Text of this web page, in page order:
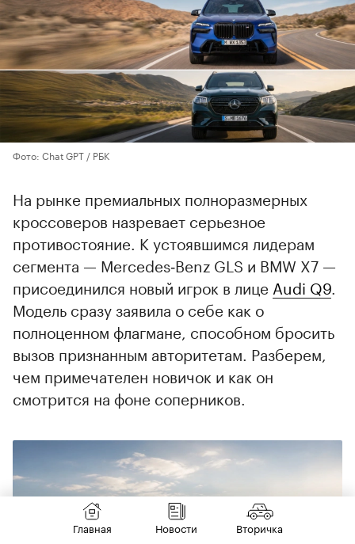
Фото: Chat GPT / РБК
На рынке премиальных полноразмерных
кроссоверов назревает серьезное
противостояние. К устоявшимся лидерам
сегмента — Mercedes‑Benz GLS и BMW X7 —
присоединился новый игрок в лице Audi Q9
Модель сразу заявила о себе как о
полноценном флагмане, способном бросить
вызов признанным авторитетам. Разберем,
чем примечателен новичок и как он
смотрится на фоне соперников.
Главная Новости Вторичка